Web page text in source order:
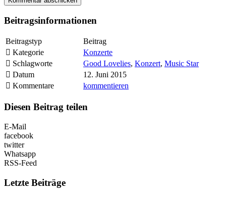
Beitragsinformationen
Beitragstyp
Beitrag
Kategorie
Konzerte
Schlagworte
Good Lovelies, Konzert, Music Star
Datum
12. Juni 2015
Kommentare
kommentieren
Diesen Beitrag teilen
E-Mail
facebook
twitter
Whatsapp
RSS-Feed
Letzte Beiträge